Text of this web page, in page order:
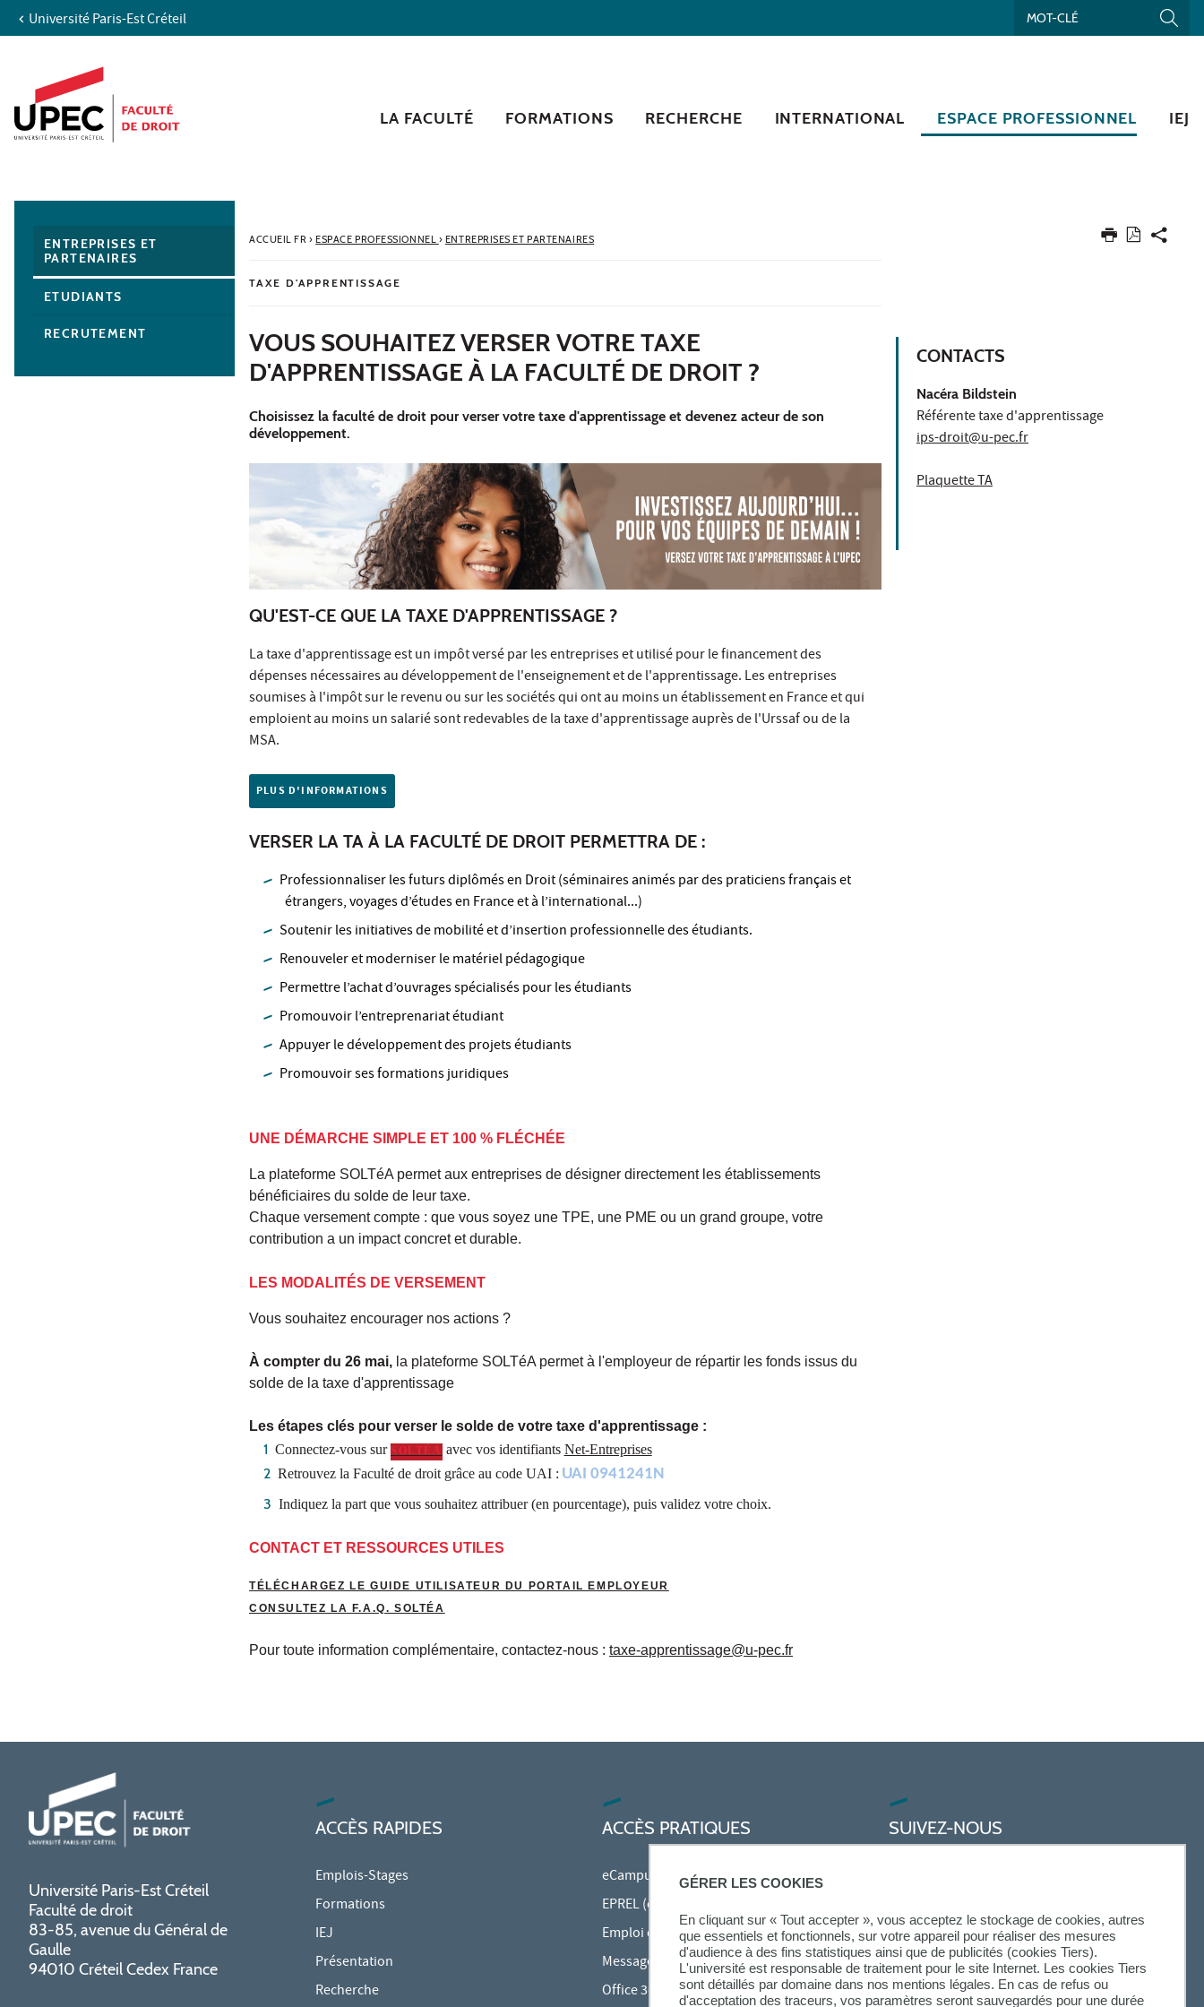
GÉRER LES COOKIES
En cliquant sur « Tout accepter », vous acceptez le stockage de cookies, autres
que essentiels et fonctionnels, sur votre appareil pour réaliser des mesures
d'audience à des fins statistiques ainsi que de publicités (cookies Tiers).
L'université est responsable de traitement pour le site Internet. Les cookies Tiers
sont détaillés par domaine dans nos mentions légales. En cas de refus ou
d'acceptation des traceurs, vos paramètres seront sauvegardés pour une durée
Aller au contenu
Accès directs
Recherche
Navigation secondaire
Université Paris-Est Créteil
LA FACULTÉ FORMATIONS RECHERCHE INTERNATIONAL ESPACE PROFESSIONNEL IEJ
ACCUEIL FR› ESPACE PROFESSIONNEL › ENTREPRISES ET PARTENAIRES
TAXE D'APPRENTISSAGE
VOUS SOUHAITEZ VERSER VOTRE TAXE
D'APPRENTISSAGE À LA FACULTÉ DE DROIT ?
Choisissez la faculté de droit pour verser votre taxe d'apprentissage et devenez acteur de son
développement.
QU'EST-CE QUE LA TAXE D'APPRENTISSAGE ?
La taxe d'apprentissage est un impôt versé par les entreprises et utilisé pour le financement des
dépenses nécessaires au développement de l'enseignement et de l'apprentissage. Les entreprises
soumises à l'impôt sur le revenu ou sur les sociétés qui ont au moins un établissement en France et qui
emploient au moins un salarié sont redevables de la taxe d'apprentissage auprès de l'Urssaf ou de la
MSA.
PLUS D'INFORMATIONS
VERSER LA TA À LA FACULTÉ DE DROIT PERMETTRA DE :
Professionnaliser les futurs diplômés en Droit (séminaires animés par des praticiens français et
étrangers, voyages d’études en France et à l’international...)
Soutenir les initiatives de mobilité et d’insertion professionnelle des étudiants.
Renouveler et moderniser le matériel pédagogique
Permettre l’achat d’ouvrages spécialisés pour les étudiants
Promouvoir l’entreprenariat étudiant
Appuyer le développement des projets étudiants
Promouvoir ses formations juridiques
UNE DÉMARCHE SIMPLE ET 100 % FLÉCHÉE
La plateforme SOLTéA permet aux entreprises de désigner directement les établissements
bénéficiaires du solde de leur taxe.
Chaque versement compte : que vous soyez une TPE, une PME ou un grand groupe, votre
contribution a un impact concret et durable.
LES MODALITÉS DE VERSEMENT
Vous souhaitez encourager nos actions ?
À compter du 26 mai, la plateforme SOLTéA permet à l'employeur de répartir les fonds issus du
solde de la taxe d'apprentissage
Les étapes clés pour verser le solde de votre taxe d'apprentissage :
Connectez-vous sur SOLTÉA avec vos identifiants Net-Entreprises
Retrouvez la Faculté de droit grâce au code UAI : UAI 0941241N
Indiquez la part que vous souhaitez attribuer (en pourcentage), puis validez votre choix.
CONTACT ET RESSOURCES UTILES
TÉLÉCHARGEZ LE GUIDE UTILISATEUR DU PORTAIL EMPLOYEUR
CONSULTEZ LA F.A.Q. SOLTÉA
Pour toute information complémentaire, contactez-nous : taxe-apprentissage@u-pec.fr
CONTACTS
Nacéra Bildstein
Référente taxe d'apprentissage
ips-droit@u-pec.fr
Plaquette TA
ENTREPRISES ET
PARTENAIRES
ETUDIANTS
RECRUTEMENT
Université Paris-Est Créteil
Faculté de droit
83-85, avenue du Général de
Gaulle
94010 Créteil Cedex France
ACCÈS RAPIDES
Emplois-Stages
Formations
IEJ
Présentation
Recherche
ACCÈS PRATIQUES
eCampus
EPREL (cours en ligne)
Emploi du temps en ligne (ADE)
Messagerie étudiante
Office 365
SUIVEZ-NOUS